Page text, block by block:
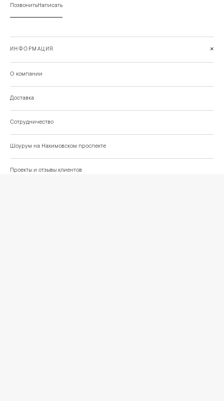
ПозвонитьНаписать
ИНФОРМАЦИЯ +
О компании
Доставка
Сотрудничество
Шоурум на Нахимовском проспекте
Проекты и отзывы клиентов